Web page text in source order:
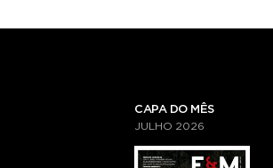
CAPA DO MÊS
JULHO 2026